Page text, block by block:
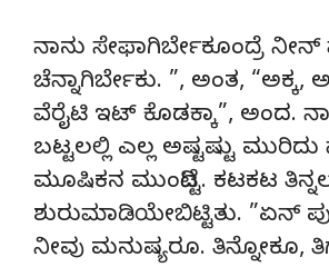
ನಾನು ಸೇಫಾಗಿರ್ಬೇಕೂಂದ್ರೆ ನೀನ್
ಚೆನ್ನಾಗಿರ್ಬೇಕು. ”, ಅಂತ, “ಅಕ್ಕ,
ವೆರೈಟಿ ಇಟ್ ಕೊಡಕ್ಕಾ”, ಅಂದ.
ಬಟ್ಟಲಲ್ಲಿ ಎಲ್ಲ ಅಷ್ಟಷ್ಟು ಮುರಿದು
ಮೂಷಿಕನ ಮುಂದಿಟ್ಟೆ. ಕಟಕಟ
ಶುರುಮಾಡಿಯೇಬಿಟ್ಟಿತು. ”ಏನ್
ನೀವು ಮನುಷ್ಯರೂ. ತಿನ್ನೋಕೂ,